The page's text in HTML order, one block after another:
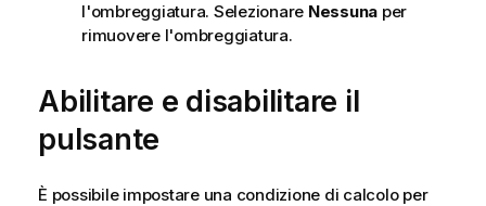
l'ombreggiatura. Selezionare Nessuna per
rimuovere l'ombreggiatura.
Abilitare e disabilitare il
pulsante
È possibile impostare una condizione di calcolo per